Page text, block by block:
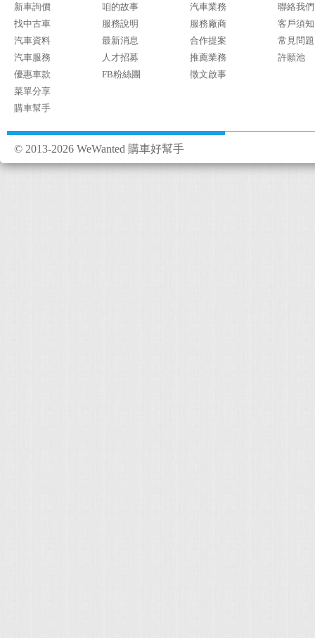
新車詢價
找中古車
汽車資料
汽車服務
優惠車款
菜單分享
購車幫手
咱的故事
服務說明
最新消息
人才招募
FB粉絲團
汽車業務
服務廠商
合作提案
推薦業務
徵文啟事
聯絡我們
客戶須知
常見問題
許願池
© 2013-2026 WeWanted 購車好幫手